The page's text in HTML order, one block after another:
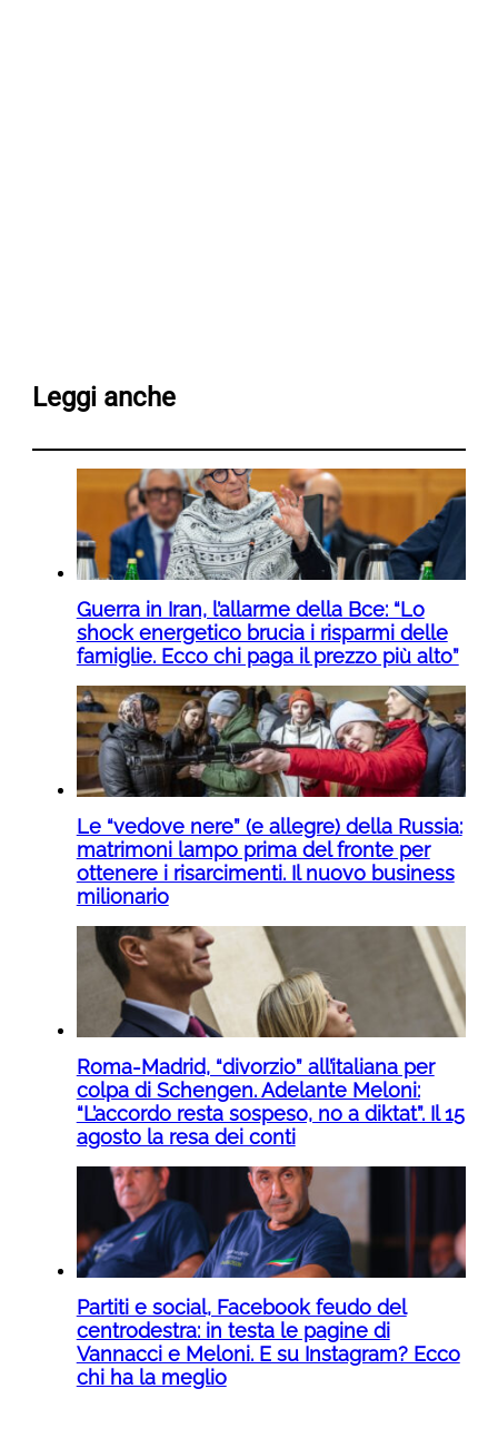
Leggi anche
Guerra in Iran, l’allarme della Bce: “Lo
shock energetico brucia i risparmi delle
famiglie. Ecco chi paga il prezzo più alto”
Le “vedove nere” (e allegre) della Russia:
matrimoni lampo prima del fronte per
ottenere i risarcimenti. Il nuovo business
milionario
Roma-Madrid, “divorzio” all’italiana per
colpa di Schengen. Adelante Meloni:
“L’accordo resta sospeso, no a diktat”. Il 15
agosto la resa dei conti
Partiti e social, Facebook feudo del
centrodestra: in testa le pagine di
Vannacci e Meloni. E su Instagram? Ecco
chi ha la meglio